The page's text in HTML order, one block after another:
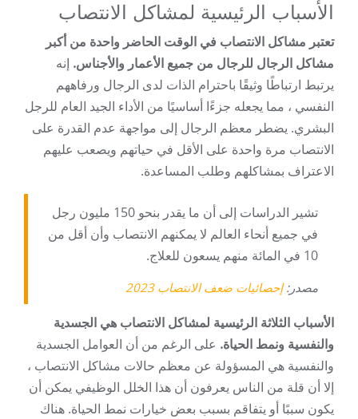
الأسباب الرئيسية لمشاكل الانتصاب
تعتبر مشاكل الانتصاب في الوقت الحاضر واحدة من أكبر
مشاكل الرجال للرجال من جميع الأعمار والأجناس. إنه
يرتبط ارتباطًا وثيقًا باحترام الذات لدى الرجال ورفاههم
النفسي ، مما يجعله جزءًا أساسيًا من الأداء الجيد العام للرجل
البشري. يضطر معظم الرجال إلى مواجهة عدم القدرة على
الانتصاب مرة واحدة على الأقل في حياتهم ويصعب عليهم
الاعتراف بمشاكلهم وطلب المساعدة.
تشير الدراسات إلى أن ما يقدر بنحو 150 مليون رجل
في جميع أنحاء العالم لا يمكنهم الانتصاب وأن أقل من
10 في المائة منهم يسعون للعلاج.
مصدر:إحصائيات ضعف الانتصاب 2023
الأسباب الثلاثة الرئيسية لمشاكل الانتصاب هي الجسدية
والنفسية ونمط الحياة. على الرغم من أن العوامل الجسدية
والنفسية هي المسؤولة عن معظم حالات مشاكل الانتصاب ،
إلا أن قلة من الناس يعرفون أن هذا الخلل الوظيفي يمكن أن
يكون سببًا أو يتفاقم بسبب بعض خيارات نمط الحياة. هناك